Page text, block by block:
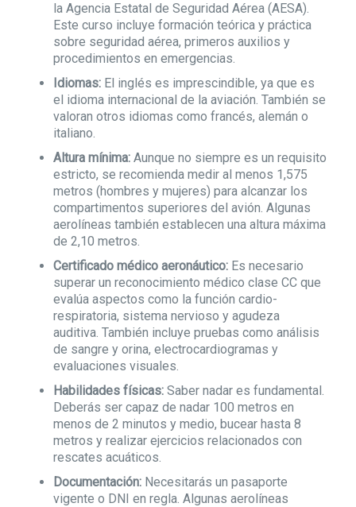
la Agencia Estatal de Seguridad Aérea (AESA).
Este curso incluye formación teórica y práctica
sobre seguridad aérea, primeros auxilios y
procedimientos en emergencias.
Idiomas:El inglés es imprescindible, ya que es
el idioma internacional de la aviación. También se
valoran otros idiomas como francés, alemán o
italiano.
Altura mínima:Aunque no siempre es un requisito
estricto, se recomienda medir al menos 1,575
metros (hombres y mujeres) para alcanzar los
compartimentos superiores del avión. Algunas
aerolíneas también establecen una altura máxima
de 2,10 metros.
Certificado médico aeronáutico:Es necesario
superar un reconocimiento médico clase CC que
evalúa aspectos como la función cardio-
respiratoria, sistema nervioso y agudeza
auditiva. También incluye pruebas como análisis
de sangre y orina, electrocardiogramas y
evaluaciones visuales.
Habilidades físicas:Saber nadar es fundamental.
Deberás ser capaz de nadar 100 metros en
menos de 2 minutos y medio, bucear hasta 8
metros y realizar ejercicios relacionados con
rescates acuáticos.
Documentación:Necesitarás un pasaporte
vigente o DNI en regla. Algunas aerolíneas